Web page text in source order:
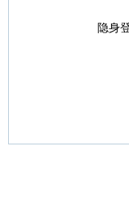
隐身